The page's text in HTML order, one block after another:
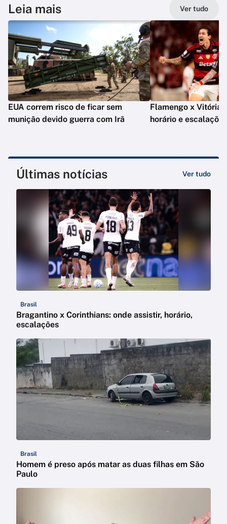
Leia mais Ver tudo
EUA correm risco de ficar sem
munição devido guerra com Irã
Flamengo x Vitória:
horário e escalações
Últimas notícias Ver tudo
Brasil
Bragantino x Corinthians: onde assistir, horário,
escalações
Brasil
Homem é preso após matar as duas filhas em São
Paulo